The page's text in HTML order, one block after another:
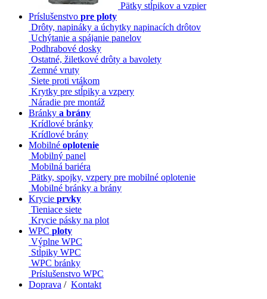
Pätky stĺpikov a vzpier
Príslušenstvo pre ploty
Drôty, napináky a úchytky napinacích drôtov
Uchýtanie a spájanie panelov
Podhrabové dosky
Ostatné, žiletkové drôty a bavolety
Zemné vruty
Siete proti vtákom
Krytky pre stĺpiky a vzpery
Náradie pre montáž
Bránky a brány
Krídlové bránky
Krídlové brány
Mobilné oplotenie
Mobilný panel
Mobilná bariéra
Pätky, spojky, vzpery pre mobilné oplotenie
Mobilné bránky a brány
Krycie prvky
Tieniace siete
Krycie pásky na plot
WPC ploty
Výplne WPC
Stĺpiky WPC
WPC bránky
Príslušenstvo WPC
Doprava / Kontakt